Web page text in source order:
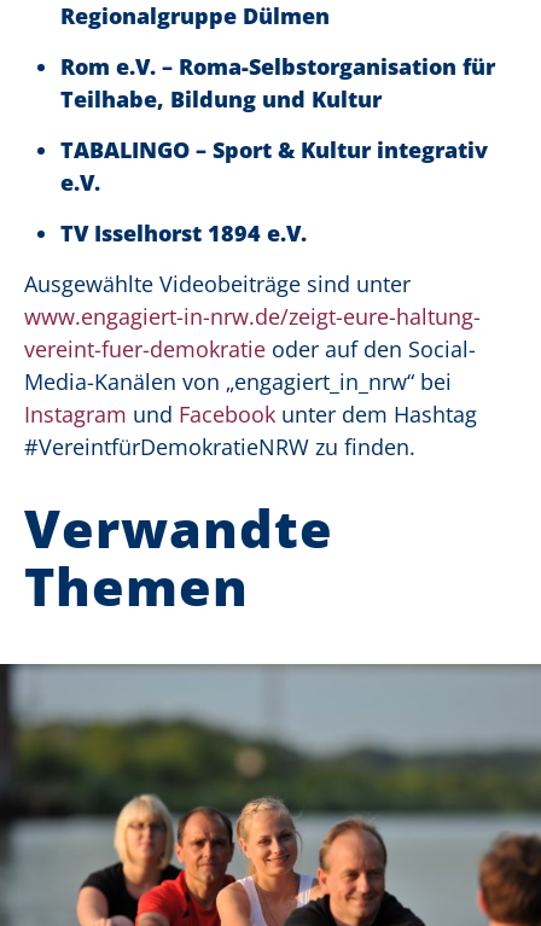
Regionalgruppe Dülmen
Rom e.V. – Roma-Selbstorganisation für
Teilhabe, Bildung und Kultur
TABALINGO – Sport & Kultur integrativ
e.V.
TV Isselhorst 1894 e.V.
Ausgewählte Videobeiträge sind unter
www.engagiert-in-nrw.de/zeigt-eure-haltung-
vereint-fuer-demokratie oder auf den Social-
Media-Kanälen von „engagiert_in_nrw“ bei
Instagram und Facebook unter dem Hashtag
#VereintfürDemokratieNRW zu finden.
Verwandte
Themen